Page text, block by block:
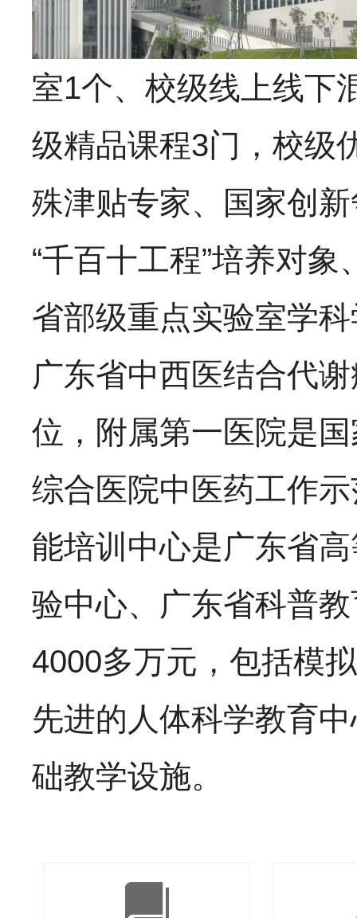
室1个、校级线上线下
级精品课程3门，校级
殊津贴专家、国家创
“千百十工程”培养对
省部级重点实验室学
广东省中西医结合代
位，附属第一医院是
综合医院中医药工作
能培训中心是广东省
验中心、广东省科普
4000多万元，包括模
先进的人体科学教育
础教学设施。